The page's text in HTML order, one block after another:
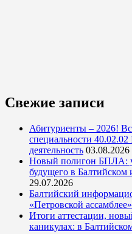
Свежие записи
Абитуриенты – 2026!
специальности
деятельность 03.08.2026
Новый полигон БПЛА:
будущего в
29.07.2026
Балтийский
«Петровской
Итоги аттестации,
каникулах: в